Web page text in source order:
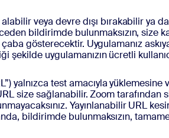
veya devre dışı bırakabilir ya
bildirimde bulunmaksızın, size
gösterecektir. Uygulamanız askıya
şekilde uygulamanızın ücretli
yalnızca test amacıyla
size sağlanabilir. Zoom tarafından
Yayınlanabilir URL
bildirimde bulunmaksızın,